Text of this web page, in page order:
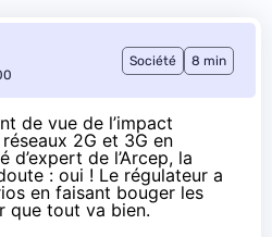
Société 8 min
de vue de l’impact
2G et 3G en
d’expert de l’Arcep, la
: oui ! Le régulateur a
en faisant bouger les
que tout va bien.